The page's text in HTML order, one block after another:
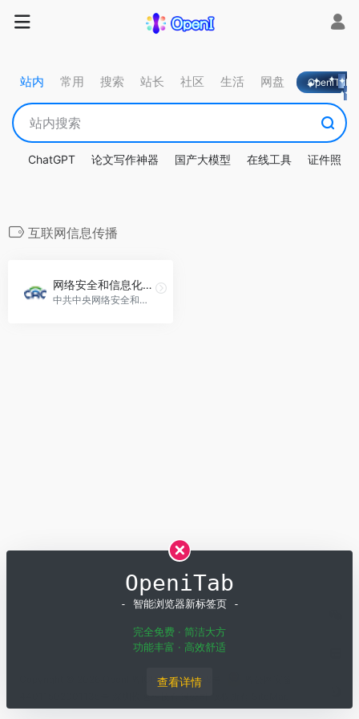
站内 常用 搜索 站长 社区 生活 网盘 OpeniTab
ChatGPT 论文写作神器 国产大模型 在线工具 证件照
互联网信息传播
网络安全和信息化委员会办公室
中共中央网络安全和信息化委员会办公室负责落实互联网信息政策，推动法制建设，管理网络信息内容，审批网络新闻业务及相关监管。
粤ICP备19001258号
OpeniTab
- 智能浏览器新标签页 -
完全免费 · 简洁大方
功能丰富 · 高效舒适
查看详情